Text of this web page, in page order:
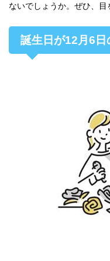
ないでしょうか。ぜひ、目
誕生日が12月6